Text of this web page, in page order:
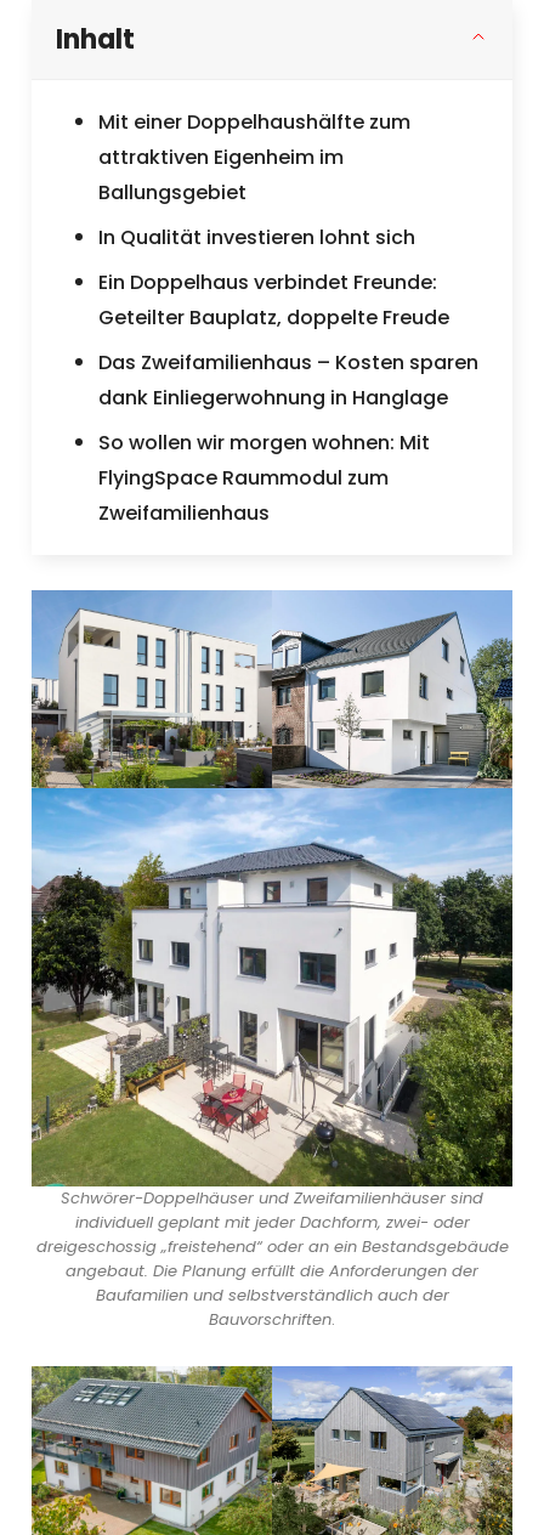
Inhalt
Mit einer Doppelhaushälfte zum
attraktiven Eigenheim im
Ballungsgebiet
In Qualität investieren lohnt sich
Ein Doppelhaus verbindet Freunde:
Geteilter Bauplatz, doppelte Freude
Das Zweifamilienhaus – Kosten sparen
dank Einliegerwohnung in Hanglage
So wollen wir morgen wohnen: Mit
FlyingSpace Raummodul zum
Zweifamilienhaus
Schwörer-Doppelhäuser und Zweifamilienhäuser sind
individuell geplant mit jeder Dachform, zwei- oder
dreigeschossig „freistehend“ oder an ein Bestandsgebäude
angebaut. Die Planung erfüllt die Anforderungen der
Baufamilien und selbstverständlich auch der
Bauvorschriften.